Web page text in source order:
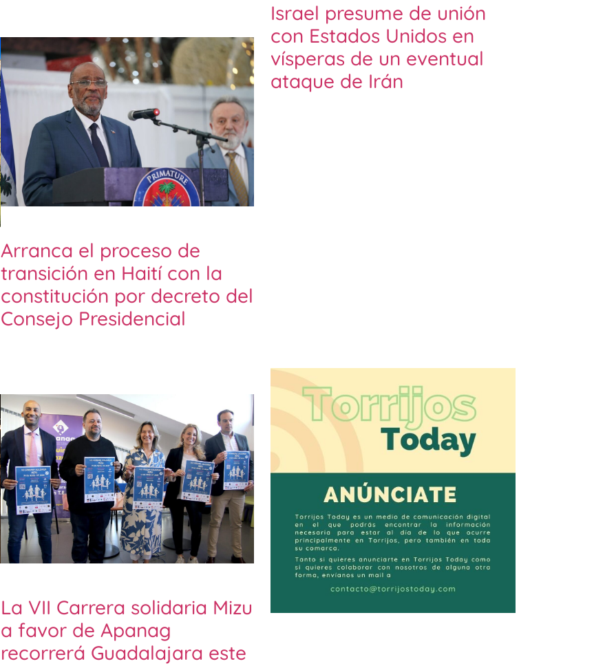
Arranca el proceso de
transición en Haití con la
constitución por decreto del
Consejo Presidencial
La VII Carrera solidaria Mizu
a favor de Apanag
recorrerá Guadalajara este
Israel presume de unión
con Estados Unidos en
vísperas de un eventual
ataque de Irán